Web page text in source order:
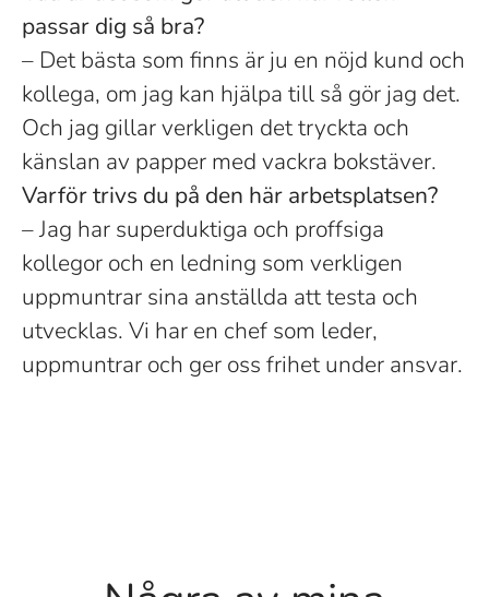
passar dig så bra?
– Det bästa som finns är ju en nöjd kund och
kollega, om jag kan hjälpa till så gör jag det.
Och jag gillar verkligen det tryckta och
känslan av papper med vackra bokstäver.
Varför trivs du på den här arbetsplatsen?
– Jag har superduktiga och proffsiga
kollegor och en ledning som verkligen
uppmuntrar sina anställda att testa och
utvecklas. Vi har en chef som leder,
uppmuntrar och ger oss frihet under ansvar.